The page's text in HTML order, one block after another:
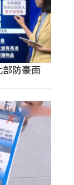
防豪雨